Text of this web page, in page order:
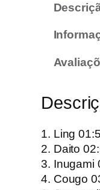
s
i
n
g
D
1. Ling
2. Daito
3. Inugami
4. Cougo